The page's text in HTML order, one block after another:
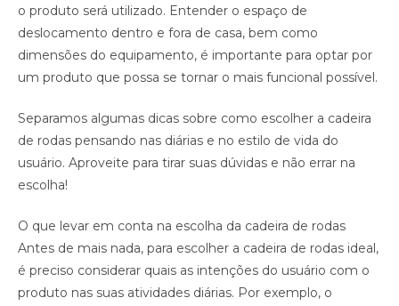
o produto será utilizado. Entender o espaço de
deslocamento dentro e fora de casa, bem como
dimensões do equipamento, é importante para optar por
um produto que possa se tornar o mais funcional possível.
Separamos algumas dicas sobre como escolher a cadeira
de rodas pensando nas diárias e no estilo de vida do
usuário. Aproveite para tirar suas dúvidas e não errar na
escolha!
O que levar em conta na escolha da cadeira de rodas
Antes de mais nada, para escolher a cadeira de rodas ideal,
é preciso considerar quais as intenções do usuário com o
produto nas suas atividades diárias. Por exemplo, o